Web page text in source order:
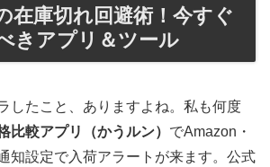
在庫切れ回避術！今すぐ
きアプリ＆ツール
したこと、ありますよね。私も何度
比較アプリ（かうルン） でAmazon・
知設定で入荷アラートが来ます。公式